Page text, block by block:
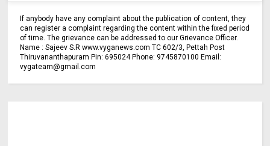
If anybody have any complaint about the publication of content, they
can register a complaint regarding the content within the fixed period
of time. The grievance can be addressed to our Grievance Officer.
Name : Sajeev S.R www.vyganews.com TC 602/3, Pettah Post
Thiruvananthapuram Pin: 695024 Phone: 9745870100 Email:
vygateam@gmail.com